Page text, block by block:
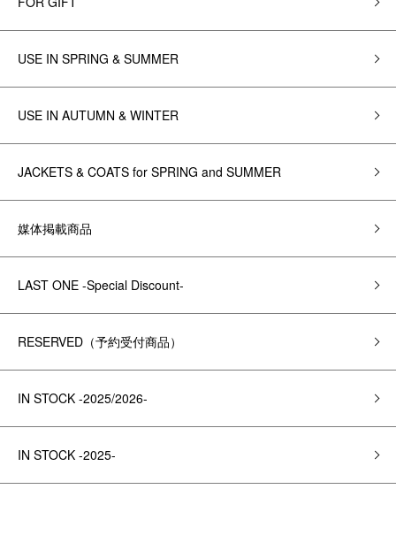
USE IN SPRING & SUMMER
USE IN AUTUMN & WINTER
JACKETS & COATS for SPRING and SUMMER
媒体掲載商品
LAST ONE -Special Discount-
RESERVED（予約受付商品）
IN STOCK -2025/2026-
IN STOCK -2025-